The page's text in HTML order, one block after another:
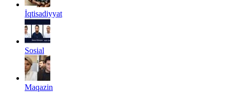
İqtisadiyyat
Sosial
Maqazin